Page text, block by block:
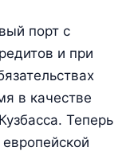
порт с
и при
в качестве
Теперь